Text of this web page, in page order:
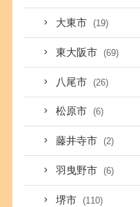
大東市 (19)
東大阪市 (69)
八尾市 (26)
松原市 (6)
藤井寺市 (2)
羽曳野市 (6)
堺市 (110)